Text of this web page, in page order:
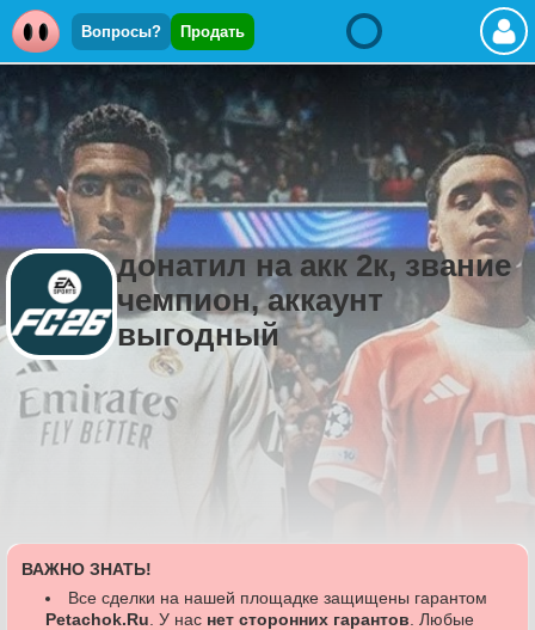
Вопросы? Продать
донатил на акк 2к, звание
чемпион, аккаунт
выгодный
ВАЖНО ЗНАТЬ!
Все сделки на нашей площадке защищены гарантом
Petachok.Ru . У нас нет сторонних гарантов . Любые